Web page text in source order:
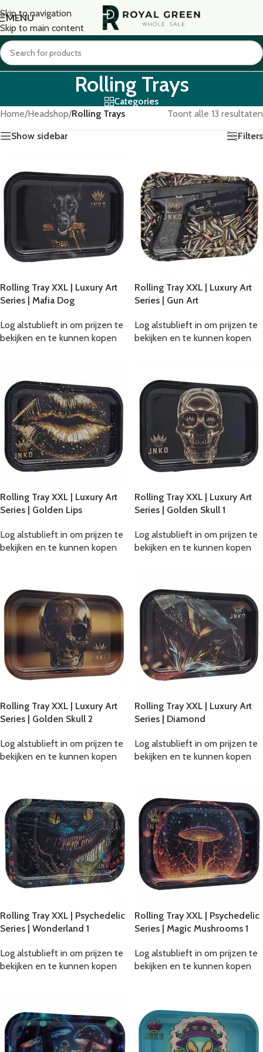
Skip to navigation
Skip to main content
MENU
Rolling Trays
Categories
Home/Headshop/Rolling Trays
Toont alle 13 resultaten
Show sidebar
Filters
Rolling Tray XXL | Luxury Art
Series | Mafia Dog
Log alstublieft in om prijzen te
bekijken en te kunnen kopen
Rolling Tray XXL | Luxury Art
Series | Gun Art
Log alstublieft in om prijzen te
bekijken en te kunnen kopen
Rolling Tray XXL | Luxury Art
Series | Golden Lips
Log alstublieft in om prijzen te
bekijken en te kunnen kopen
Rolling Tray XXL | Luxury Art
Series | Golden Skull 1
Log alstublieft in om prijzen te
bekijken en te kunnen kopen
Rolling Tray XXL | Luxury Art
Series | Golden Skull 2
Log alstublieft in om prijzen te
bekijken en te kunnen kopen
Rolling Tray XXL | Luxury Art
Series | Diamond
Log alstublieft in om prijzen te
bekijken en te kunnen kopen
Rolling Tray XXL | Psychedelic
Series | Wonderland 1
Log alstublieft in om prijzen te
bekijken en te kunnen kopen
Rolling Tray XXL | Psychedelic
Series | Magic Mushrooms 1
Log alstublieft in om prijzen te
bekijken en te kunnen kopen